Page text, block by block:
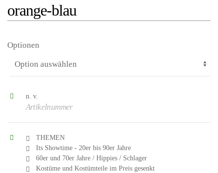
orange-blau
Optionen
n. v.
Artikelnummer
THEMEN
Its Showtime - 20er bis 90er Jahre
60er und 70er Jahre / Hippies / Schlager
Kostüme und Kostümteile im Preis gesenkt